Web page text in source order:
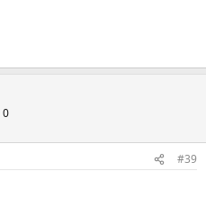
0
#39